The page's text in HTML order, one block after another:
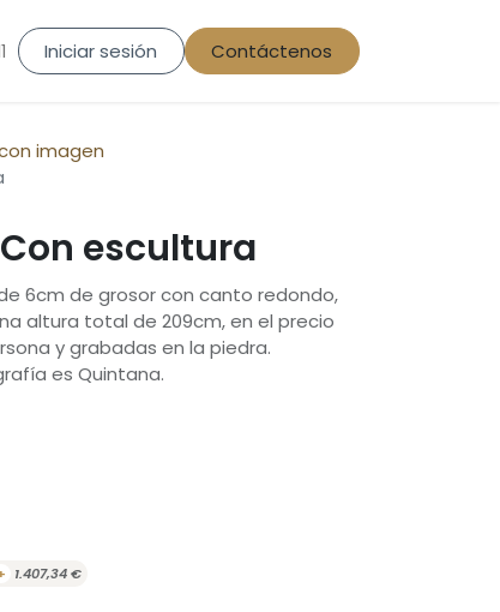
Iniciar sesión Contáctenos
imagen
escultura
6cm de grosor con canto redondo,
altura total de 209cm, en el precio
y grabadas en la piedra.
es Quintana.
1.407,34€